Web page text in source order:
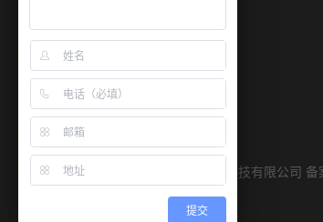
Copyright © 2019 深圳市宏康仪器科技有限公司 备
提交